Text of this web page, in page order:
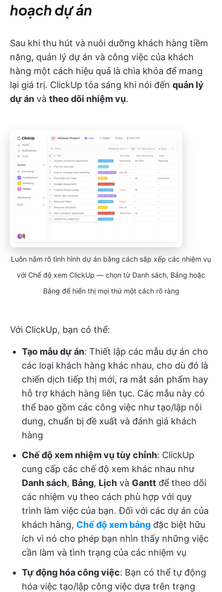
hoạch dự án
Sau khi thu hút và nuôi dưỡng khách hàng tiềm
năng, quản lý dự án và công việc của khách
hàng một cách hiệu quả là chìa khóa để mang
lại giá trị. ClickUp tỏa sáng khi nói đến quản lý
dự án và theo dõi nhiệm vụ.
Luôn nắm rõ tình hình dự án bằng cách sắp xếp các nhiệm vụ
với Chế độ xem ClickUp — chọn từ Danh sách, Bảng hoặc
Bảng để hiển thị mọi thứ một cách rõ ràng
Với ClickUp, bạn có thể:
Tạo mẫu dự án: Thiết lập các mẫu dự án cho
các loại khách hàng khác nhau, cho dù đó là
chiến dịch tiếp thị mới, ra mắt sản phẩm hay
hỗ trợ khách hàng liên tục. Các mẫu này có
thể bao gồm các công việc như tạo/lập nội
dung, chuẩn bị đề xuất và đánh giá khách
hàng
Chế độ xem nhiệm vụ tùy chỉnh: ClickUp
cung cấp các chế độ xem khác nhau như
Danh sách, Bảng, Lịch và Gantt để theo dõi
các nhiệm vụ theo cách phù hợp với quy
trình làm việc của bạn. Đối với các dự án của
khách hàng, Chế độ xem bảng đặc biệt hữu
ích vì nó cho phép bạn nhìn thấy những việc
cần làm và tình trạng của các nhiệm vụ
Tự động hóa công việc: Bạn có thể tự động
hóa việc tạo/lập công việc dựa trên trạng